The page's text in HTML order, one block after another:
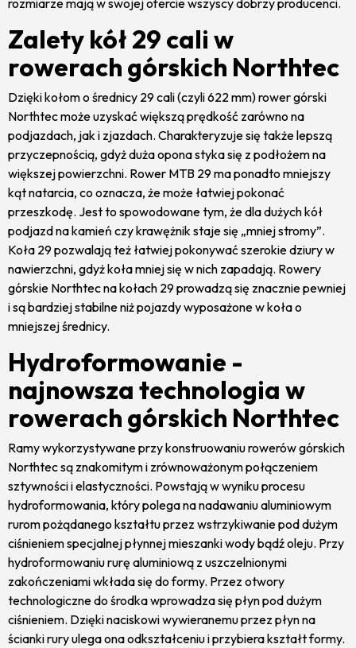
rozmiarze mają w swojej ofercie wszyscy dobrzy producenci.
Zalety kół 29 cali w
rowerach górskich Northtec
Dzięki kołom o średnicy 29 cali (czyli 622 mm) rower górski
Northtec może uzyskać większą prędkość zarówno na
podjazdach, jak i zjazdach. Charakteryzuje się także lepszą
przyczepnością, gdyż duża opona styka się z podłożem na
większej powierzchni. Rower MTB 29 ma ponadto mniejszy
kąt natarcia, co oznacza, że może łatwiej pokonać
przeszkodę. Jest to spowodowane tym, że dla dużych kół
podjazd na kamień czy krawężnik staje się „mniej stromy”.
Koła 29 pozwalają też łatwiej pokonywać szerokie dziury w
nawierzchni, gdyż koła mniej się w nich zapadają. Rowery
górskie Northtec na kołach 29 prowadzą się znacznie pewniej
i są bardziej stabilne niż pojazdy wyposażone w koła o
mniejszej średnicy.
Hydroformowanie -
najnowsza technologia w
rowerach górskich Northtec
Ramy wykorzystywane przy konstruowaniu rowerów górskich
Northtec są znakomitym i zrównoważonym połączeniem
sztywności i elastyczności. Powstają w wyniku procesu
hydroformowania, który polega na nadawaniu aluminiowym
rurom pożądanego kształtu przez wstrzykiwanie pod dużym
ciśnieniem specjalnej płynnej mieszanki wody bądź oleju. Przy
hydroformowaniu rurę aluminiową z uszczelnionymi
zakończeniami wkłada się do formy. Przez otwory
technologiczne do środka wprowadza się płyn pod dużym
ciśnieniem. Dzięki naciskowi wywieranemu przez płyn na
ścianki rury ulega ona odkształceniu i przybiera kształt formy.